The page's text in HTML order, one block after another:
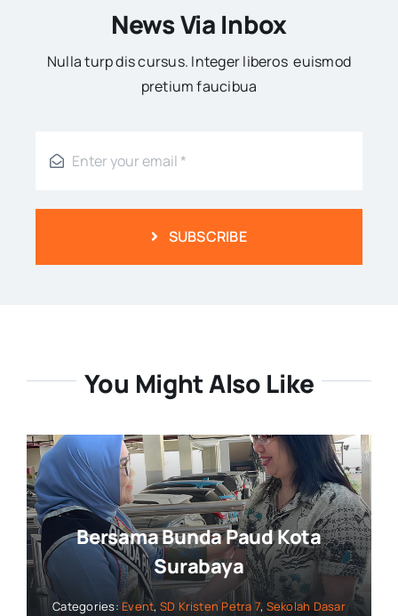
News Via Inbox
Nulla turp dis cursus. Integer liberos euismod
pretium faucibua
SUBSCRIBE
You Might Also Like
Bersama Bunda Paud Kota
Surabaya
Categories: Event, SD Kristen Petra 7, Sekolah Dasar